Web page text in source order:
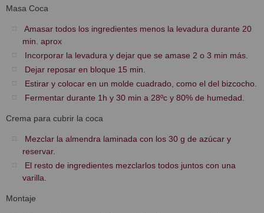
Masa Coca
Amasar todos los ingredientes menos la levadura durante 20
min. aprox
Incorporar la levadura y dejar que se amase 2 o 3 min más.
Dejar reposar en bloque 15 min.
Estirar y colocar en un molde cuadrado, como el del bizcocho.
Fermentar durante 1h y 30 min a 28ºc y 80% de humedad.
Crema para cubrir la coca
Mezclar la almendra laminada con los 30 g de azúcar y
reservar.
El resto de ingredientes mezclarlos todos juntos con una
varilla.
Montaje